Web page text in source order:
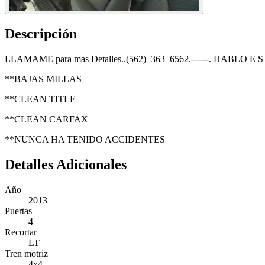
Descripción
LLAMAME para mas Detalles..(562)_363_6562.------. HABLO E
**BAJAS MILLAS
**CLEAN TITLE
**CLEAN CARFAX
**NUNCA HA TENIDO ACCIDENTES
Detalles Adicionales
Año
2013
Puertas
4
Recortar
LT
Tren motriz